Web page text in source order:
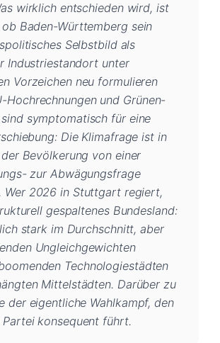
wirklich entschieden wird, ist
Baden-Württemberg sein
Selbstbild als
Industriestandort unter
Vorzeichen neu formulieren
Hochrechnungen und Grünen-
symptomatisch für eine
Die Klimafrage ist in
Bevölkerung von einer
zur Abwägungsfrage
Wer 2026 in Stuttgart regiert,
gespaltenes Bundesland:
stark im Durchschnitt, aber
Ungleichgewichten
Technologiestädten
Mittelstädten. Darüber zu
der eigentliche Wahlkampf, den
Partei konsequent führt.